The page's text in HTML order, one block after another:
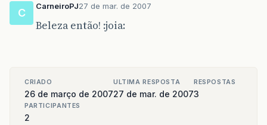
C
CarneiroPJ27 de mar. de 2007
Beleza então! :joia:
CRIADO
26 de março de 2007
ULTIMA RESPOSTA
27 de mar. de 2007
RESPOSTAS
3
PARTICIPANTES
2